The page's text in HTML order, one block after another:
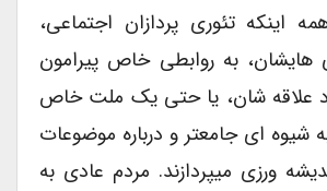
اینکه تئوری پردازان اجتماعی،
به روابطی خاص پیرامون
علاقه شان، یا حتی یک ملت خاص
شیوه ای جامعتر و درباره موضوعات
ورزی میپردازند. مردم عادی به